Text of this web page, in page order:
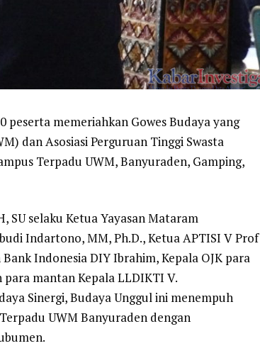
peserta memeriahkan Gowes Budaya yang
dan Asosiasi Perguruan Tinggi Swasta
Terpadu UWM, Banyuraden, Gamping,
SU selaku Ketua Yayasan Mataram
Indartono, MM, Ph.D., Ketua APTISI V Prof
Indonesia DIY Ibrahim, Kepala OJK para
para mantan Kepala LLDIKTI V.
Sinergi, Budaya Unggul ini menempuh
UWM Banyuraden dengan